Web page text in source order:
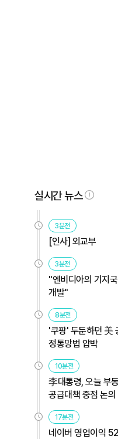
실시간 뉴스
3분전
[인사] 외교부
3분전
"엔비디아의 기지
개발"
8분전
'쿠팡' 두둔하던 美
정통망법 압박
10분전
李대통령, 오늘 부
공급대책 중점 논의
17분전
네이버 영업이익